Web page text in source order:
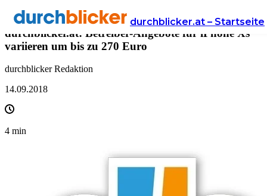
durchblicker.at – Startseite
Presse
durchblicker.at: Betreiber-Angebote für iPhone Xs
variieren um bis zu 270 Euro
durchblicker Redaktion
14.09.2018
4 min